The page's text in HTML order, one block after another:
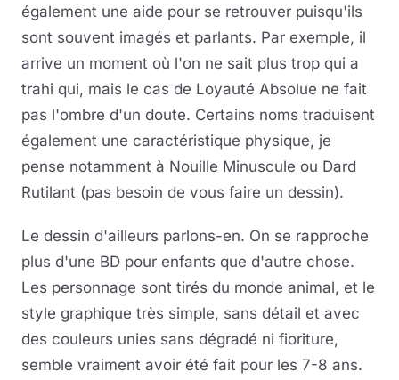
également une aide pour se retrouver puisqu'ils
sont souvent imagés et parlants. Par exemple, il
arrive un moment où l'on ne sait plus trop qui a
trahi qui, mais le cas de Loyauté Absolue ne fait
pas l'ombre d'un doute. Certains noms traduisent
également une caractéristique physique, je
pense notamment à Nouille Minuscule ou Dard
Rutilant (pas besoin de vous faire un dessin).
Le dessin d'ailleurs parlons-en. On se rapproche
plus d'une BD pour enfants que d'autre chose.
Les personnage sont tirés du monde animal, et le
style graphique très simple, sans détail et avec
des couleurs unies sans dégradé ni fioriture,
semble vraiment avoir été fait pour les 7-8 ans.